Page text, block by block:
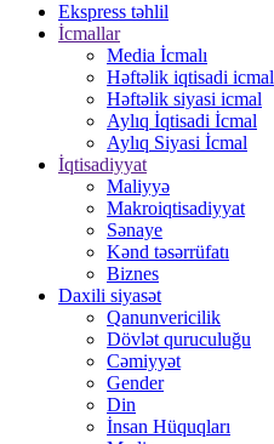
Ekspress təhlil
İcmallar
Media İcmalı
Həftəlik iqtisadi icmal
Həftəlik siyasi icmal
Aylıq İqtisadi İcmal
Aylıq Siyasi İcmal
İqtisadiyyat
Maliyyə
Makroiqtisadiyyat
Sənaye
Kənd təsərrüfatı
Biznes
Daxili siyasət
Qanunvericilik
Dövlət quruculuğu
Cəmiyyət
Gender
Din
İnsan Hüquqları